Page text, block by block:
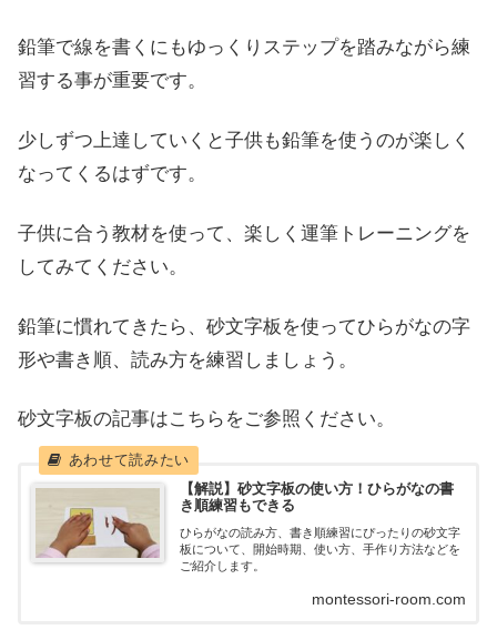
鉛筆で線を書くにもゆっくりステップを踏みながら練
習する事が重要です。
少しずつ上達していくと子供も鉛筆を使うのが楽しく
なってくるはずです。
子供に合う教材を使って、楽しく運筆トレーニングを
してみてください。
鉛筆に慣れてきたら、砂文字板を使ってひらがなの字
形や書き順、読み方を練習しましょう。
砂文字板の記事はこちらをご参照ください。
【解説】砂文字板の使い方！ひらがなの書
き順練習もできる
ひらがなの読み方、書き順練習にぴったりの砂文字
板について、開始時期、使い方、手作り方法などを
ご紹介します。
montessori-room.com